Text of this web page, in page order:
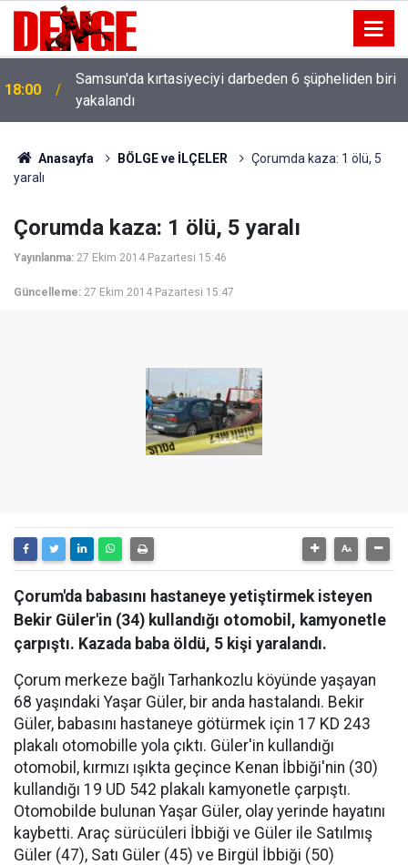
18:00
Samsun'da kırtasiyeciyi darbeden 6 şüpheliden biri
yakalandı
Anasayfa BÖLGE ve İLÇELER
Çorumda kaza: 1 ölü, 5
yaralı
Çorumda kaza: 1 ölü, 5 yaralı
Yayınlanma: 27 Ekim 2014 Pazartesi 15:46
Güncelleme: 27 Ekim 2014 Pazartesi 15:47
Çorum'da babasını hastaneye yetiştirmek isteyen
Bekir Güler'in (34) kullandığı otomobil, kamyonetle
çarpıştı. Kazada baba öldü, 5 kişi yaralandı.
Çorum merkeze bağlı Tarhankozlu köyünde yaşayan
68 yaşındaki Yaşar Güler, bir anda hastalandı. Bekir
Güler, babasını hastaneye götürmek için 17 KD 243
plakalı otomobille yola çıktı. Güler'in kullandığı
otomobil, kırmızı ışıkta geçince Kenan İbbiği'nin (30)
kullandığı 19 UD 542 plakalı kamyonetle çarpıştı.
Otomobilde bulunan Yaşar Güler, olay yerinde hayatını
kaybetti. Araç sürücüleri İbbiği ve Güler ile Satılmış
Güler (47), Satı Güler (45) ve Birgül İbbiği (50)